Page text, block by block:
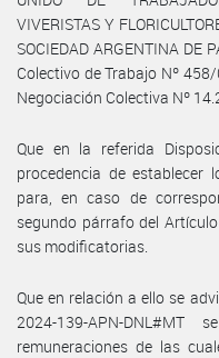
VIVERISTAS Y
SOCIEDAD ARGENTINA DE
Colectivo de Trabajo Nº
Negociación Colectiva Nº
Que en la referida
procedencia de establecer
para, en caso de
segundo párrafo del
sus modificatorias.
Que en relación a ello se
2024-139-APN-
remuneraciones de las